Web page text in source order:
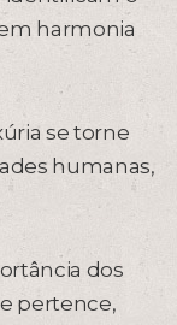
harmonia
se torne
humanas,
dos
pertence,